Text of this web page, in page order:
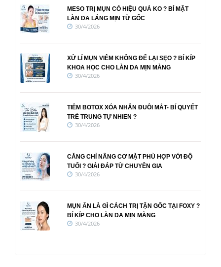
MESO TRỊ MỤN CÓ HIỆU QUẢ KO ? BÍ MẬT
LÀN DA LÁNG MỊN TỪ GỐC
30/4/2026
XỬ LÍ MỤN VIÊM KHÔNG ĐỂ LẠI SẸO ? BÍ KÍP
KHOA HỌC CHO LÀN DA MỊN MÀNG
30/4/2026
TIÊM BOTOX XÓA NHĂN ĐUÔI MẮT- BÍ QUYẾT
TRẺ TRUNG TỰ NHIEN ?
30/4/2026
CĂNG CHỈ NÂNG CƠ MẶT PHÙ HỢP VỚI ĐỘ
TUỔI ? GIẢI ĐÁP TỪ CHUYÊN GIA
30/4/2026
MỤN ẨN LÀ GÌ CÁCH TRỊ TẬN GỐC TẠI FOXY ?
BÍ KÍP CHO LÀN DA MỊN MÀNG
30/4/2026